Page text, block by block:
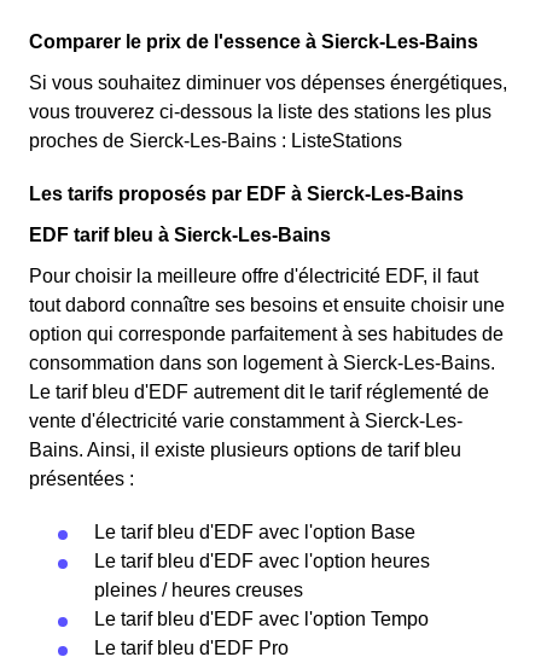
Comparer le prix de l'essence à Sierck-Les-Bains
Si vous souhaitez diminuer vos dépenses énergétiques,
vous trouverez ci-dessous la liste des stations les plus
proches de Sierck-Les-Bains : ListeStations
Les tarifs proposés par EDF à Sierck-Les-Bains
EDF tarif bleu à Sierck-Les-Bains
Pour choisir la meilleure offre d'électricité EDF, il faut
tout dabord connaître ses besoins et ensuite choisir une
option qui corresponde parfaitement à ses habitudes de
consommation dans son logement à Sierck-Les-Bains.
Le tarif bleu d'EDF autrement dit le tarif réglementé de
vente d'électricité varie constamment à Sierck-Les-
Bains. Ainsi, il existe plusieurs options de tarif bleu
présentées :
Le tarif bleu d'EDF avec l'option Base
Le tarif bleu d'EDF avec l'option heures
pleines / heures creuses
Le tarif bleu d'EDF avec l'option Tempo
Le tarif bleu d'EDF Pro